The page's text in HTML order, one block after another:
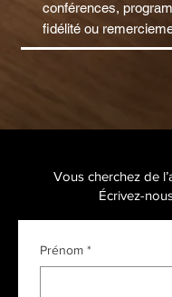
conférences,
fidélité ou
Vous cherchez de
Écrivez-
Prénom *